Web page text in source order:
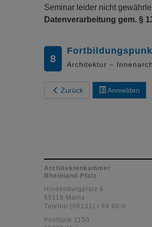
Seminar leider nicht
Datenverarbeitung gem. §
8 Architektur –
Zurück Anmelden
Architektenkammer
Rheinland-Pfalz
Hindenburgplatz 6
55118 Mainz
Telefon (06131) / 99 60-0
Postfach 1150